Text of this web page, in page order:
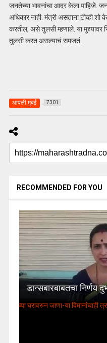
जनतेच्या भावनांचा आदर केला पाहिजे.
अधिकार नाही. मंत्री असताना टीव्ही शो
करतील, असे तुलसी म्हणाले. या मुद्द्यावर
तुलसी करत असल्याचं समजतं.
आपली मुंबई 7301
RECOMMENDED FOR YOU
डान्सबारबाबतचा निर्णय